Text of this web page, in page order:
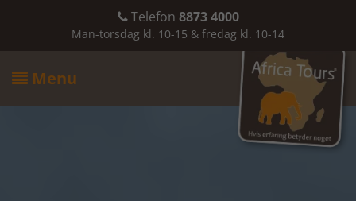
Telefon 8873 4000
Man-torsdag kl. 10-15 & fredag kl. 10-14
 Menu